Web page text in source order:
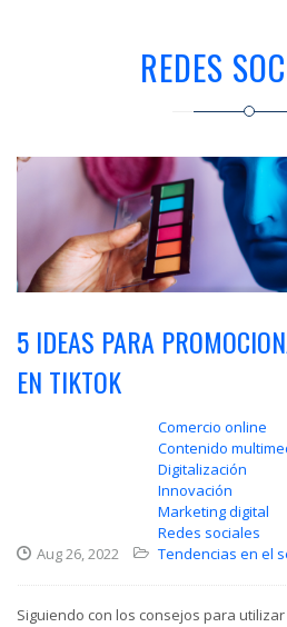
navegación
REDES
5 IDEAS PARA
EN TIKTOK
Aug 26, 2022
Comercio online
Contenido
Digitalización
Innovación
Marketing digital
Redes sociales
Tendencias en el
Siguiendo con los consejos para